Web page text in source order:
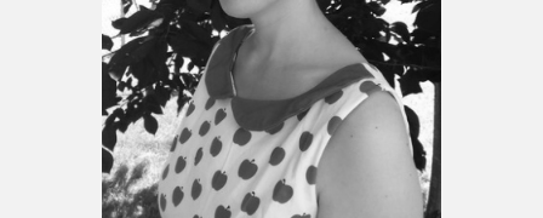
Espace enseignant·e·s
Espace pro